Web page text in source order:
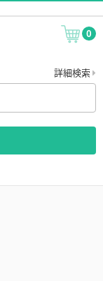
0
詳細検索